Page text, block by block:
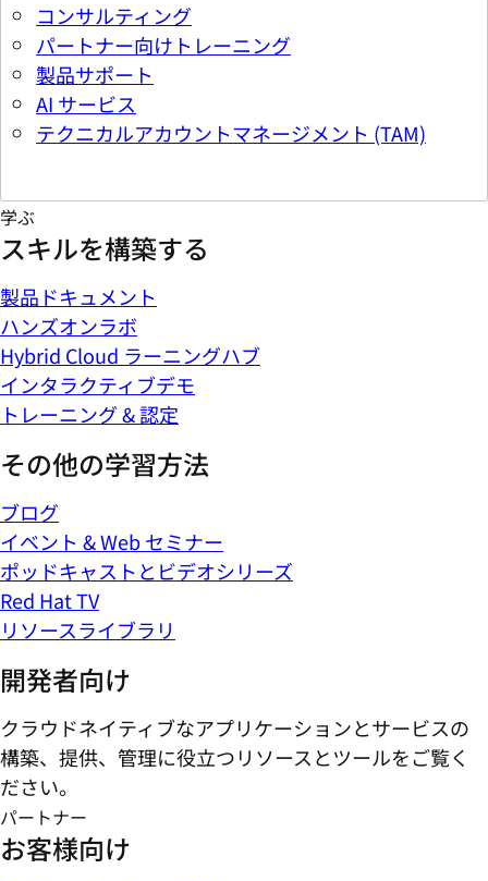
コンサルティング
パートナー向けトレーニング
製品サポート
AI サービス
テクニカルアカウントマネージメント (TAM)
学ぶ
スキルを構築する
製品ドキュメント
ハンズオンラボ
Hybrid Cloud ラーニングハブ
インタラクティブデモ
トレーニング & 認定
その他の学習方法
ブログ
イベント & Web セミナー
ポッドキャストとビデオシリーズ
Red Hat TV
リソースライブラリ
開発者向け
クラウドネイティブなアプリケーションとサービスの
構築、提供、管理に役立つリソースとツールをご覧く
ださい。
パートナー
お客様向け